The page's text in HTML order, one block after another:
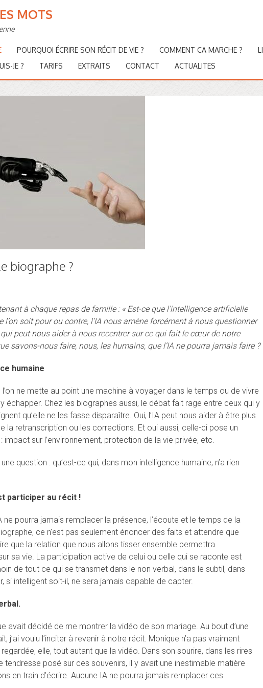
MOTS
POURQUOI ÉCRIRE SON RÉCIT DE VIE ? COMMENT CA MARCHE ?
JE ?
TARIFS EXTRAITS CONTACT ACTUALITES
biographe ?
à chaque repas de famille : « Est-ce que l’intelligence artificielle
l’on soit pour ou contre, l’IA nous amène forcément à nous questionner
peut nous aider à nous recentrer sur ce qui fait le cœur de notre
savons-nous faire, nous, les humains, que l’IA ne pourra jamais faire ?
humaine
l’on ne mette au point une machine à voyager dans le temps ou de vivre
échapper. Chez les biographes aussi, le débat fait rage entre ceux qui y
qu’elle ne les fasse disparaître. Oui, l’IA peut nous aider à être plus
retranscription ou les corrections. Et oui aussi, celle-ci pose un
sur l’environnement, protection de la vie privée, etc.
question : qu’est-ce qui, dans mon intelligence humaine, n’a rien
participer au récit !
ne pourra jamais remplacer la présence, l’écoute et le temps de la
ce n’est pas seulement énoncer des faits et attendre que
que la relation que nous allons tisser ensemble permettra
sa vie. La participation active de celui ou celle qui se raconte est
de tout ce qui se transmet dans le non verbal, dans le subtil, dans
si intelligent soit-il, ne sera jamais capable de capter.
avait décidé de me montrer la vidéo de son mariage. Au bout d’une
j’ai voulu l’inciter à revenir à notre récit. Monique n’a pas vraiment
elle, tout autant que la vidéo. Dans son sourire, dans les rires
tendresse posé sur ces souvenirs, il y avait une inestimable matière
en train d’écrire. Aucune IA ne pourra jamais remplacer ces